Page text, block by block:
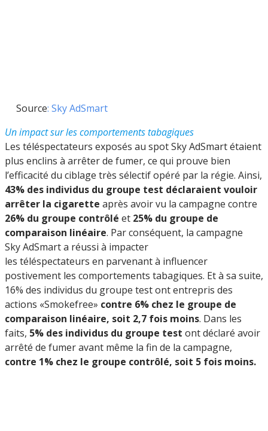
Source: Sky AdSmart
Un impact sur les comportements tabagiques
Les téléspectateurs exposés au spot Sky AdSmart étaient
plus enclins à arrêter de fumer, ce qui prouve bien
l’efficacité du ciblage très sélectif opéré par la régie. Ainsi,
43% des individus du groupe test déclaraient vouloir
arrêter la cigarette après avoir vu la campagne contre
26% du groupe contrôlé et 25% du groupe de
comparaison linéaire. Par conséquent, la campagne
Sky AdSmart a réussi à impacter
les téléspectateurs en parvenant à influencer
postivement les comportements tabagiques. Et à sa suite,
16% des individus du groupe test ont entrepris des
actions «Smokefree» contre 6% chez le groupe de
comparaison linéaire, soit 2,7 fois moins. Dans les
faits, 5% des individus du groupe test ont déclaré avoir
arrêté de fumer avant même la fin de la campagne,
contre 1% chez le groupe contrôlé, soit 5 fois moins.